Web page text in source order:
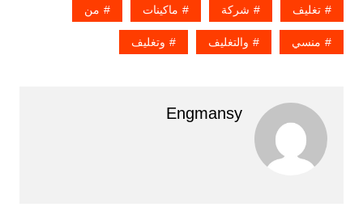
تغليف شركة ماكينات من
منسي والتغليف وتغليف
Engmansy